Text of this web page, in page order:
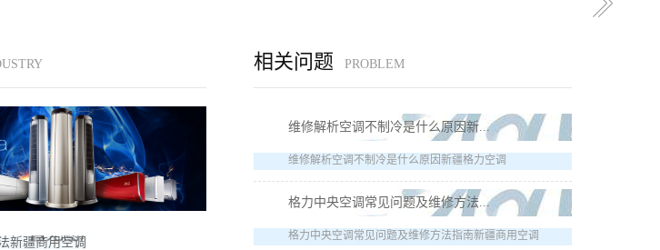
新疆商用空调
相关问题 PROBLEM
维修解析空调不制冷是什么原因新...
维修解析空调不制冷是什么原因新疆格力空调
格力中央空调常见问题及维修方法...
格力中央空调常见问题及维修方法指南新疆商用空调